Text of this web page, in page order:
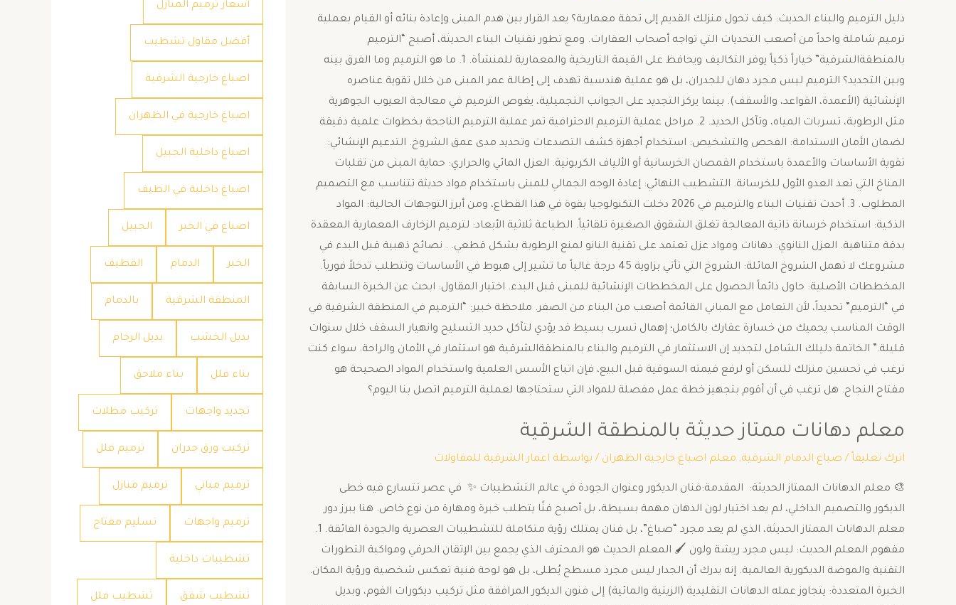
دليل الترميم والبناء الحديث: كيف تحول منزلك القديم إلى تحفة معمارية؟ ​يعد القرار بين هدم المبنى وإعادة بنائه أو القيام بعملية
ترميم شاملة واحداً من أصعب التحديات التي تواجه أصحاب العقارات. ومع تطور تقنيات البناء الحديثة، أصبح “الترميم
بالمنطقةالشرقية” خياراً ذكياً يوفر التكاليف ويحافظ على القيمة التاريخية والمعمارية للمنشأة. ​1. ما هو الترميم وما الفرق بينه
وبين التجديد؟ ​الترميم ليس مجرد دهان للجدران، بل هو عملية هندسية تهدف إلى إطالة عمر المبنى من خلال تقوية عناصره
الإنشائية (الأعمدة، القواعد، والأسقف). بينما يركز التجديد على الجوانب التجميلية، يغوص الترميم في معالجة العيوب الجوهرية
مثل الرطوبة، تسربات المياه، وتآكل الحديد. ​2. مراحل عملية الترميم الاحترافية ​تمر عملية الترميم الناجحة بخطوات علمية دقيقة
لضمان الأمان الاستدامة: ​الفحص والتشخيص: استخدام أجهزة كشف التصدعات وتحديد مدى عمق الشروخ. ​التدعيم الإنشائي:
تقوية الأساسات والأعمدة باستخدام القمصان الخرسانية أو الألياف الكربونية. ​العزل المائي والحراري: حماية المبنى من تقلبات
المناخ التي تعد العدو الأول للخرسانة. ​التشطيب النهائي: إعادة الوجه الجمالي للمبنى باستخدام مواد حديثة تتناسب مع التصميم
المطلوب. ​3. أحدث تقنيات البناء والترميم في 2026 ​دخلت التكنولوجيا بقوة في هذا القطاع، ومن أبرز التوجهات الحالية: ​المواد
الذكية: استخدام خرسانة ذاتية المعالجة تغلق الشقوق الصغيرة تلقائياً. ​الطباعة ثلاثية الأبعاد: لترميم الزخارف المعمارية المعقدة
بدقة متناهية. ​العزل النانوي: دهانات ومواد عزل تعتمد على تقنية النانو لمنع الرطوبة بشكل قطعي. . نصائح ذهبية قبل البدء في
مشروعك ​لا تهمل الشروخ المائلة: الشروخ التي تأتي بزاوية 45 درجة غالباً ما تشير إلى هبوط في الأساسات وتتطلب تدخلاً فورياً. ​
المخططات الأصلية: حاول دائماً الحصول على المخططات الإنشائية للمبنى قبل البدء. ​اختيار المقاول: ابحث عن الخبرة السابقة
في “الترميم” تحديداً، لأن التعامل مع المباني القائمة أصعب من البناء من الصفر. ​ملاحظة خبير: “الترميم في المنطقة الشرقية في
الوقت المناسب يحميك من خسارة عقارك بالكامل؛ إهمال تسرب بسيط قد يؤدي لتآكل حديد التسليح وانهيار السقف خلال سنوات
قليلة.” ​الخاتمة:دليلك الشامل لتجديد ​إن الاستثمار في الترميم والبناء بالمنطقةالشرقية هو استثمار في الأمان والراحة. سواء كنت
ترغب في تحسين منزلك للسكن أو لرفع قيمته السوقية قبل البيع، فإن اتباع الأسس العلمية واستخدام المواد الصحيحة هو
مفتاح النجاح. ​هل ترغب في أن أقوم بتجهيز خطة عمل مفصلة للمواد التي ستحتاجها لعملية الترميم اتصل بنا اليوم؟
معلم دهانات ممتاز حديثة بالمنطقة الشرقية
اترك تعليقاً / صباغ الدمام الشرقية, معلم اصباغ خارجية الظهران / بواسطة اعمار الشرقية للمقاولات
🎨 معلم الدهانات الممتاز الحديثة: المقدمة:فنان الديكور وعنوان الجودة في عالم التشطيبات ✨ ​في عصر تتسارع فيه خطى
الديكور والتصميم الداخلي، لم يعد اختيار لون الدهان مهمة بسيطة، بل أصبح فنًا يتطلب خبرة ومهارة من نوع خاص. هنا يبرز دور
معلم الدهانات الممتاز الحديثة، الذي لم يعد مجرد “صباغ”، بل فنان يمتلك رؤية متكاملة للتشطيبات العصرية والجودة الفائقة. ​1.
مفهوم المعلم الحديث: ليس مجرد ريشة ولون 🖌️ ​المعلم الحديث هو المحترف الذي يجمع بين الإتقان الحرفي ومواكبة التطورات
التقنية والموضة الديكورية العالمية. إنه يدرك أن الجدار ليس مجرد مسطح يُطلى، بل هو لوحة فنية تعكس شخصية ورؤية المكان.
​الخبرة المتعددة: يتجاوز عمله الدهانات التقليدية (الزيتية والمائية) إلى فنون الديكور المرافقة مثل تركيب ديكورات الفوم، وبديل
أسعار ترميم المنازل
أفضل مقاول تشطيب
اصباغ خارجية الشرقية
اصباغ خارجية في الظهران
اصباغ داخلية الجبيل
اصباغ داخلية في الطيف
اصباغ في الخبر الجبيل
الخبر الدمام القطيف
المنطقة الشرقية بالدمام
بديل الخشب بديل الرخام
بناء فلل بناء ملاحق
تجديد واجهات تركيب مظلات
تركيب ورق جدران ترميم فلل
ترميم مباني ترميم منازل
ترميم واجهات تسليم مفتاح
تشطيبات داخلية
تشطيب شقق تشطيب فلل